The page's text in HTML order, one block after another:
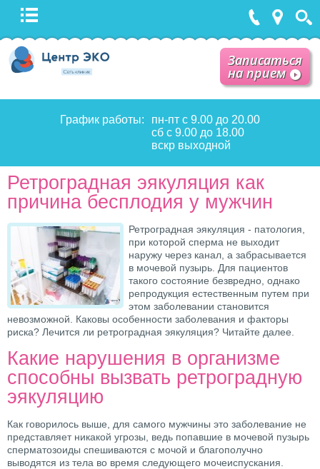
Записаться
на прием
График работы:
пн-пт с 9.00 до 20.00
сб с 9.00 до 18.00
вскр выходной
Ретроградная эякуляция как
причина бесплодия у мужчин
Ретроградная эякуляция - патология,
при которой сперма не выходит
наружу через канал, а забрасывается
в мочевой пузырь. Для пациентов
такого состояние безвредно, однако
репродукция естественным путем при
этом заболевании становится
невозможной. Каковы особенности заболевания и факторы
риска? Лечится ли ретроградная эякуляция? Читайте далее.
Какие нарушения в организме
способны вызвать ретроградную
эякуляцию
Как говорилось выше, для самого мужчины это заболевание не
представляет никакой угрозы, ведь попавшие в мочевой пузырь
сперматозоиды спешиваются с мочой и благополучно
выводятся из тела во время следующего мочеиспускания.